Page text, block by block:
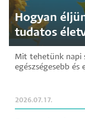
Hogyan
tudatos
Mit tehetünk napi
egészségesebb és
2026.07.17.